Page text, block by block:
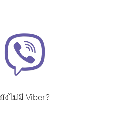
ยังไม่มี Viber?